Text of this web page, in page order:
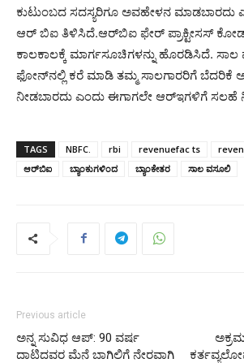
ಕುಟುಂಬದ ಸದಸ್ಯರಿಗೂ ಅವಹೇಳನ ಮಾಡಬಾರದು
ಆರ್ ಬಿಐ ತಿಳಿಸಿದೆ.ಆರ್‌ಬಿಐ ಫೇರ್ ಪ್ರಾಕ್ಟೀಸಸ್
ಕಾಲಕಾಲಕ್ಕೆ ಮಾರ್ಗಸೂಚಿಗಳನ್ನು ಹೊರಡಿಸಿದೆ.
ಫೋನ್‌ನಲ್ಲಿ ಕರೆ ಮಾಡಿ ತಮ್ಮ ಸಾಲಗಾರರಿಗೆ ಬೆದರಿಕೆ
ನೀಡಬಾರದು ಎಂದು ಈಗಾಗಲೇ ಆರ್‌ಇಗಳಿಗೆ ಸಲಹೆ
TAGS NBFC. rbi revenuefac ts
ಆರ್‌ಬಿಐ
ಬ್ಯಾಂಕುಗಳಿಂದ ಬ್ಯಾಂಕೇತರ ಸಾಲ ವಸೂಲಿ
Previous article
ಅನ್ನ ಸುವಿಧ ಆಪ್: 90 ವರ್ಷ
ದಾಟಿದವರ ಮೆನೆ ಬಾಗಿಲಿಗೆ ನೇರವಾಗಿ